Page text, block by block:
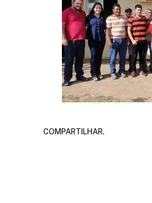
COMPARTILHAR.